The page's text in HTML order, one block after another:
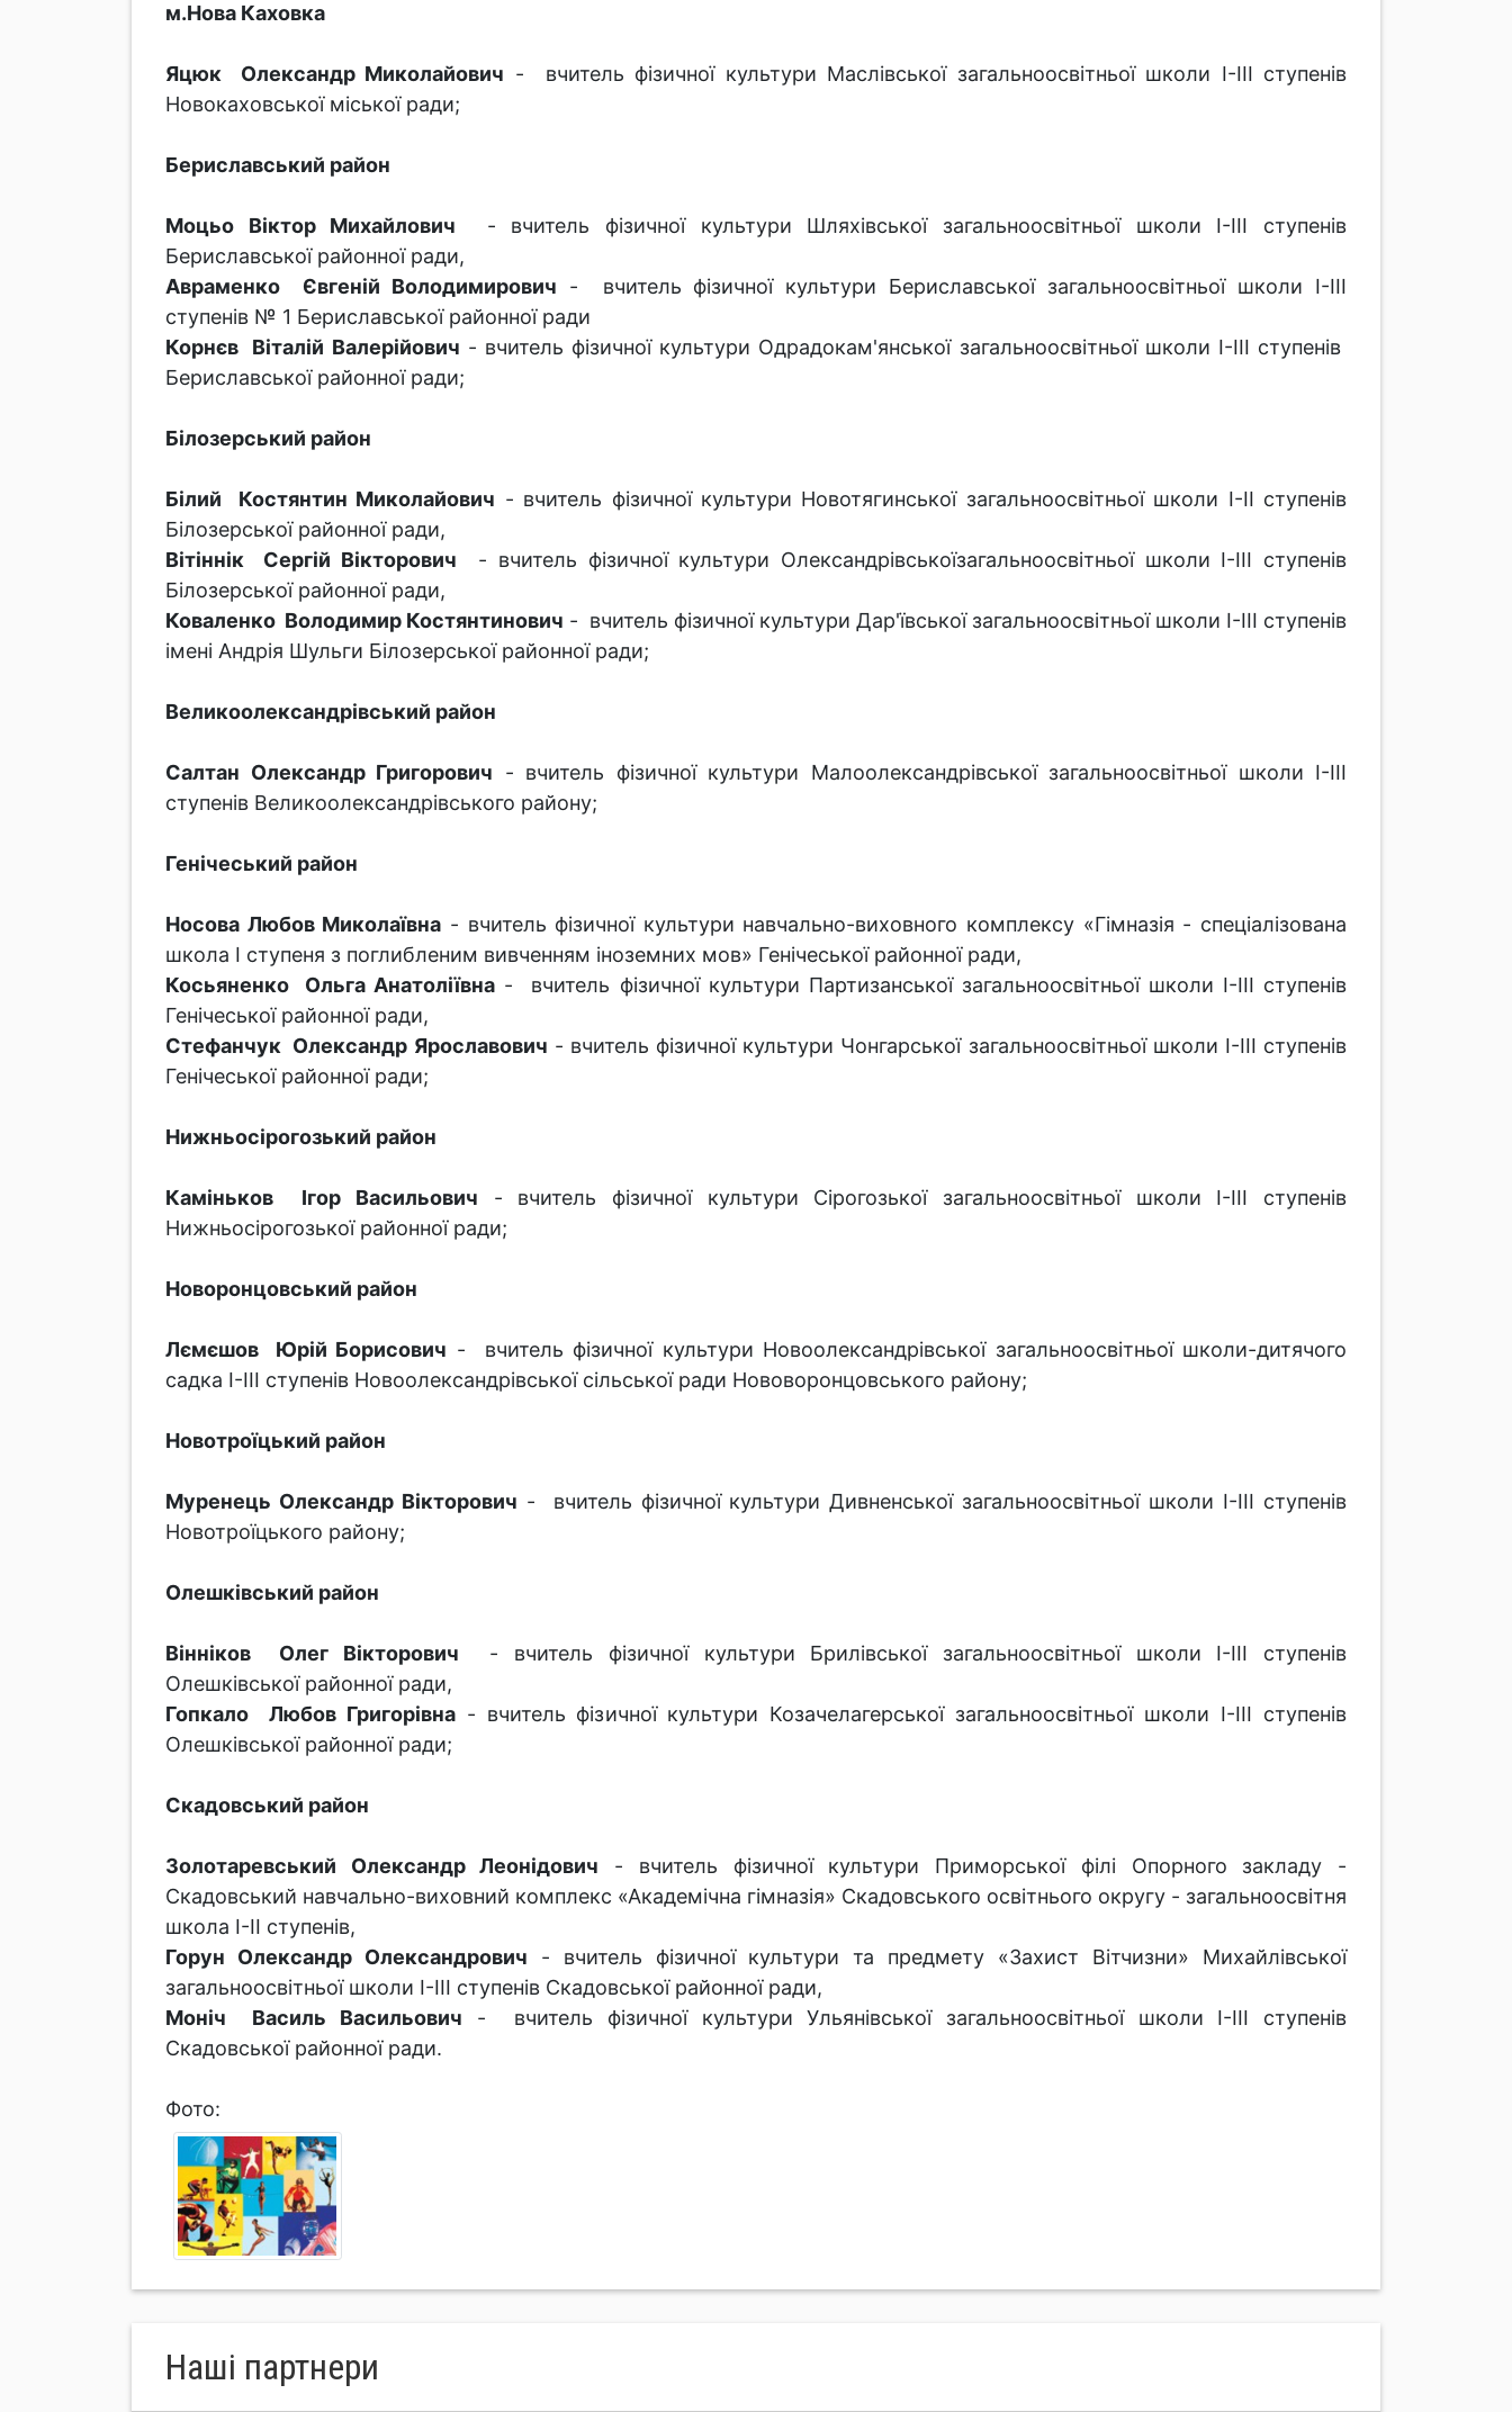
м.Нова Каховка
Яцюк Олександр Миколайович - вчитель фізичної культури Маслівської загальноосвітньої школи І-ІІІ ступенів
Новокаховської міської ради;
Бериславський район
Моцьо Віктор Михайлович - вчитель фізичної культури Шляхівської загальноосвітньої школи І-ІІІ ступенів
Бериславської районної ради,
Авраменко Євгеній Володимирович - вчитель фізичної культури Бериславської загальноосвітньої школи І-ІІІ
ступенів № 1 Бериславської районної ради
Корнєв Віталій Валерійович - вчитель фізичної культури Одрадокам'янської загальноосвітньої школи І-ІІІ ступенів
Бериславської районної ради;
Білозерський район
Білий Костянтин Миколайович - вчитель фізичної культури Новотягинської загальноосвітньої школи І-ІІ ступенів
Білозерської районної ради,
Вітіннік Сергій Вікторович - вчитель фізичної культури Олександрівськоїзагальноосвітньої школи І-ІІІ ступенів
Білозерської районної ради,
Коваленко Володимир Костянтинович - вчитель фізичної культури Дар'ївської загальноосвітньої школи І-ІІІ ступенів
імені Андрія Шульги Білозерської районної ради;
Великоолександрівський район
Салтан Олександр Григорович - вчитель фізичної культури Малоолександрівської загальноосвітньої школи І-ІІІ
ступенів Великоолександрівського району;
Генічеський район
Носова Любов Миколаївна - вчитель фізичної культури навчально-виховного комплексу «Гімназія - спеціалізована
школа І ступеня з поглибленим вивченням іноземних мов» Генічеської районної ради,
Косьяненко Ольга Анатоліївна - вчитель фізичної культури Партизанської загальноосвітньої школи І-ІІІ ступенів
Генічеської районної ради,
Стефанчук Олександр Ярославович - вчитель фізичної культури Чонгарської загальноосвітньої школи І-ІІІ ступенів
Генічеської районної ради;
Нижньосірогозький район
Каміньков Ігор Васильович - вчитель фізичної культури Сірогозької загальноосвітньої школи І-ІІІ ступенів
Нижньосірогозької районної ради;
Новоронцовський район
Лємєшов Юрій Борисович - вчитель фізичної культури Новоолександрівської загальноосвітньої школи-дитячого
садка І-ІІІ ступенів Новоолександрівської сільської ради Нововоронцовського району;
Новотроїцький район
Муренець Олександр Вікторович - вчитель фізичної культури Дивненської загальноосвітньої школи І-ІІІ ступенів
Новотроїцького району;
Олешківський район
Вінніков Олег Вікторович - вчитель фізичної культури Брилівської загальноосвітньої школи І-ІІІ ступенів
Олешківської районної ради,
Гопкало Любов Григорівна- вчитель фізичної культури Козачелагерської загальноосвітньої школи І-ІІІ ступенів
Олешківської районної ради;
Скадовський район
Золотаревський Олександр Леонідович - вчитель фізичної культури Приморської філі Опорного закладу -
Скадовський навчально-виховний комплекс «Академічна гімназія» Скадовського освітнього округу - загальноосвітня
школа І-ІІ ступенів,
Горун Олександр Олександрович - вчитель фізичної культури та предмету «Захист Вітчизни» Михайлівської
загальноосвітньої школи І-ІІІ ступенів Скадовської районної ради,
Моніч Василь Васильович - вчитель фізичної культури Ульянівської загальноосвітньої школи І-ІІІ ступенів
Скадовської районної ради.
Фото:
Нашi партнери